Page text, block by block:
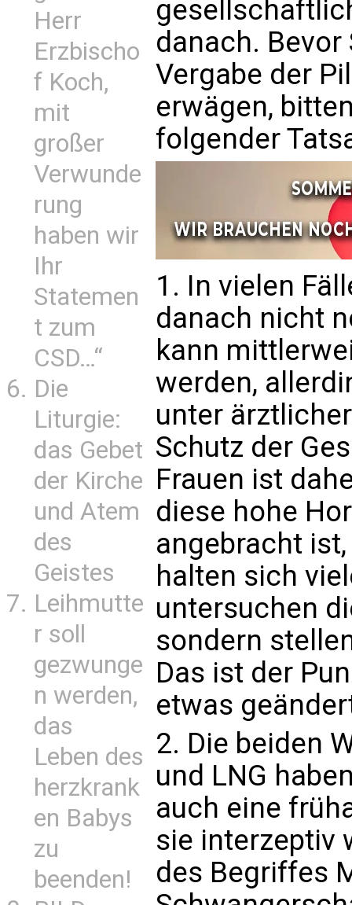
Herr
Erzbischo
f Koch,
mit
großer
Verwunde
rung
haben wir
Ihr
Statemen
t zum
CSD…“
Die
Liturgie:
das Gebet
der Kirche
und Atem
des
Geistes
Leihmutte
r soll
gezwunge
n werden,
das
Leben des
herzkrank
en Babys
zu
beenden!
danach.
Vergabe der
erwägen,
folgender
1. In vielen
danach nicht
kann
werden,
unter
Schutz der
Frauen ist
diese hohe
angebracht
halten sich
untersuchen
sondern
Das ist der
etwas
2. Die beiden
und LNG
auch eine
sie interzeptiv
des Begriffes